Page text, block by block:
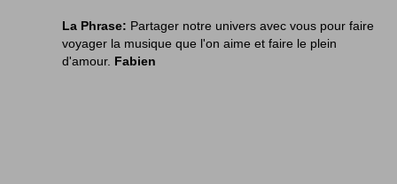
La Phrase: Partager notre univers avec vous pour faire
voyager la musique que l'on aime et faire le plein
d'amour. Fabien